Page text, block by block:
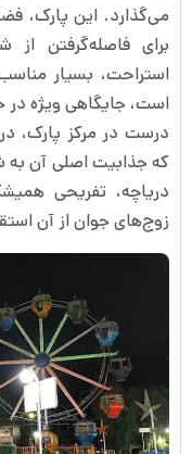
می‌گذارد. این پارک،
برای فاصله‌گرفتن
استراحت، بسیار
است، جایگاهی ویژه در
درست در مرکز پارک،
که جذابیت اصلی آن به
دریاچه، تفریحی
زوج‌های جوان از آن